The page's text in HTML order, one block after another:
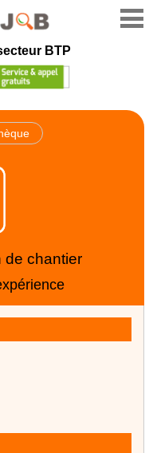
BTP
de chantier